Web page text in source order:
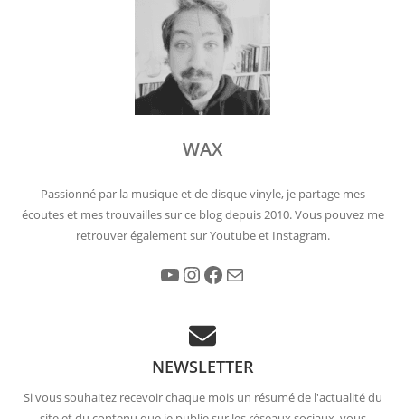
WAX
Passionné par la musique et de disque vinyle, je partage mes
écoutes et mes trouvailles sur ce blog depuis 2010. Vous pouvez me
retrouver également sur Youtube et Instagram.
YouTube Instagram Facebook
NEWSLETTER
Si vous souhaitez recevoir chaque mois un résumé de l'actualité du